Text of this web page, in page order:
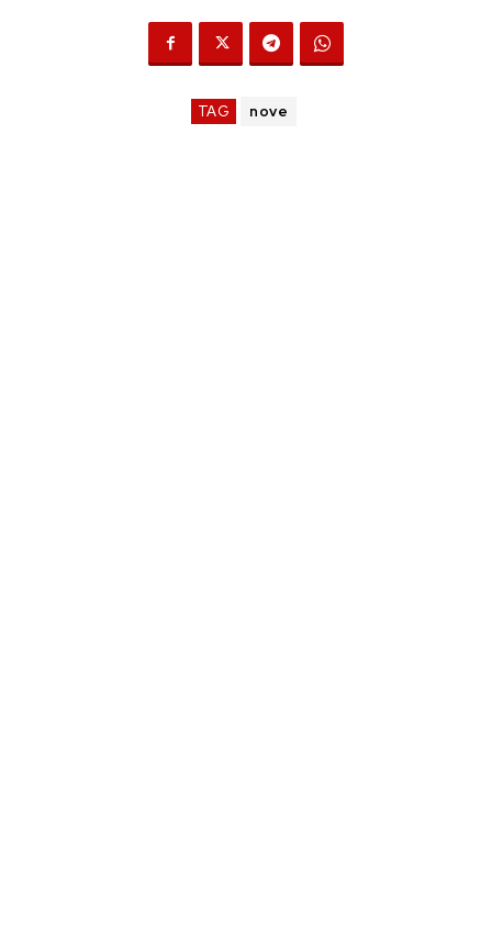
TAG nove